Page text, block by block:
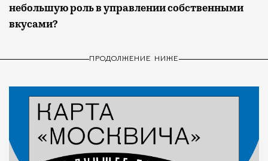
небольшую роль в управлении собственными
вкусами?
ПРОДОЛЖЕНИЕ НИЖЕ